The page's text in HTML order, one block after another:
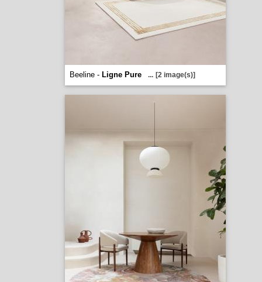
Beeline - Ligne Pure ... [2 image(s)]